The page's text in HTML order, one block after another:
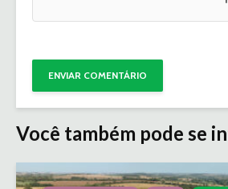
Você também pode se